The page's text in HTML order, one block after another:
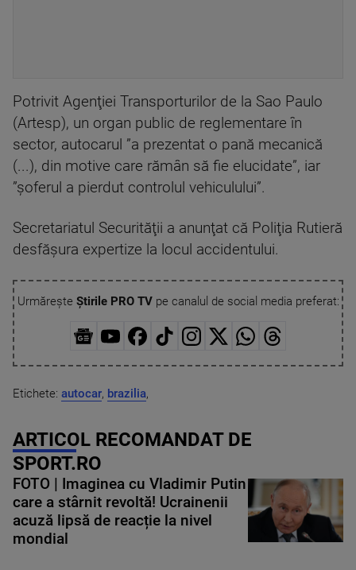
Potrivit Agenţiei Transporturilor de la Sao Paulo
(Artesp), un organ public de reglementare în
sector, autocarul ”a prezentat o pană mecanică
(...), din motive care rămân să fie elucidate”, iar
”şoferul a pierdut controlul vehiculului”.
Secretariatul Securităţii a anunţat că Poliţia Rutieră
desfăşura expertize la locul accidentului.
Urmărește Știrile PRO TVpe canalul de social media preferat:
Etichete: autocar, brazilia,
ARTICOL RECOMANDAT DE
SPORT.RO
FOTO | Imaginea cu Vladimir Putin
care a stârnit revoltă! Ucrainenii
acuză lipsă de reacție la nivel
mondial